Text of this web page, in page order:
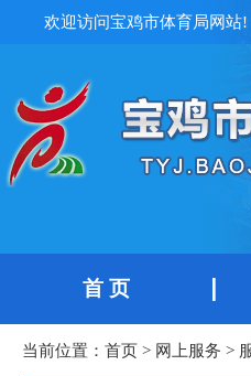
欢迎访问宝鸡市体育局网站!
首 页
当前位置： 首页 > 网上服务 >